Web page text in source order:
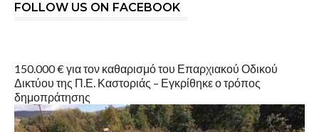
FOLLOW US ON FACEBOOK
150.000 € για τον καθαρισμό του Επαρχιακού Οδικού
Δικτύου της Π.Ε. Καστοριάς – Εγκρίθηκε ο τρόπος
δημοπράτησης